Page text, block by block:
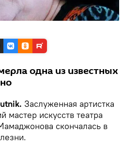
одна из известных
Заслуженная артистка
мастер искусств театра
скончалась в